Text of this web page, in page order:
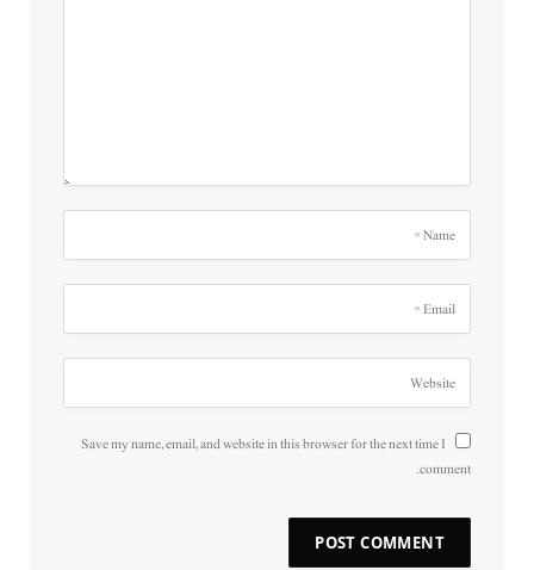
Save my name, email, and website in this browser for the next time I
comment.